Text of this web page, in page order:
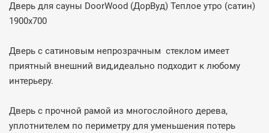
Дверь для сауны DoorWood (ДорВуд) Теплое утро (сатин)
1900х700
Дверь с сатиновым непрозрачным стеклом имеет
приятный внешний вид,идеально подходит к любому
интерьеру.
Дверь с прочной рамой из многослойного дерева,
уплотнителем по периметру для уменьшения потерь